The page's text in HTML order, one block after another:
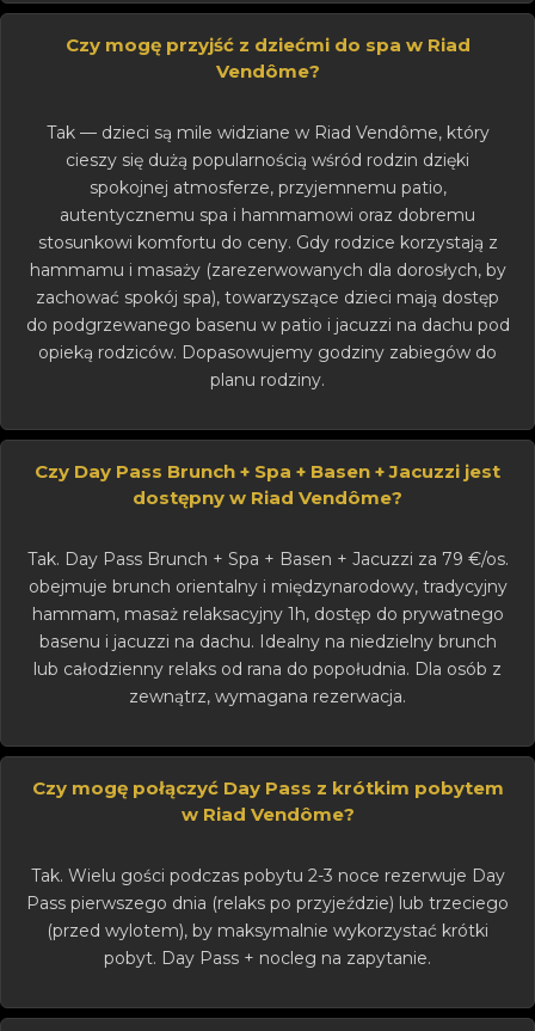
Czy mogę przyjść z dziećmi do spa w Riad
Vendôme?
Tak — dzieci są mile widziane w Riad Vendôme, który
cieszy się dużą popularnością wśród rodzin dzięki
spokojnej atmosferze, przyjemnemu patio,
autentycznemu spa i hammamowi oraz dobremu
stosunkowi komfortu do ceny. Gdy rodzice korzystają z
hammamu i masaży (zarezerwowanych dla dorosłych, by
zachować spokój spa), towarzyszące dzieci mają dostęp
do podgrzewanego basenu w patio i jacuzzi na dachu pod
opieką rodziców. Dopasowujemy godziny zabiegów do
planu rodziny.
Czy Day Pass Brunch + Spa + Basen + Jacuzzi jest
dostępny w Riad Vendôme?
Tak. Day Pass Brunch + Spa + Basen + Jacuzzi za 79 €/os.
obejmuje brunch orientalny i międzynarodowy, tradycyjny
hammam, masaż relaksacyjny 1h, dostęp do prywatnego
basenu i jacuzzi na dachu. Idealny na niedzielny brunch
lub całodzienny relaks od rana do popołudnia. Dla osób z
zewnątrz, wymagana rezerwacja.
Czy mogę połączyć Day Pass z krótkim pobytem
w Riad Vendôme?
Tak. Wielu gości podczas pobytu 2-3 noce rezerwuje Day
Pass pierwszego dnia (relaks po przyjeździe) lub trzeciego
(przed wylotem), by maksymalnie wykorzystać krótki
pobyt. Day Pass + nocleg na zapytanie.